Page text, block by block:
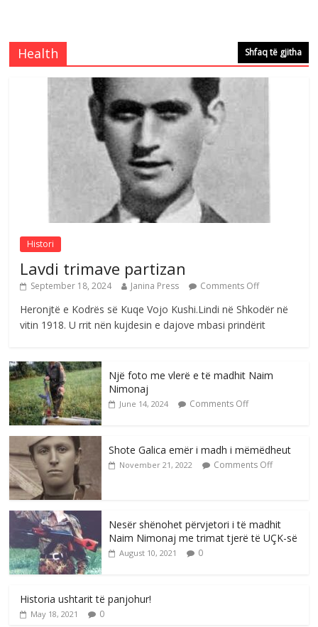
Comments Off
Çlirimtari Mentor Mushkolaj nderohet
me mirenjohje nga Xhevdet Qeriqi Dega
e invalidëve në Fushë Kosovë
August 4, 2026 Comments Off
Sulm , pse të dua ty
August 8, 2026 Comments Off
Health Shfaq të gjitha
Histori
Lavdi trimave partizan
September 18, 2024 Janina Press Comments Off
Heronjtë e Kodrës së Kuqe Vojo Kushi.Lindi në Shkodër në
vitin 1918. U rrit nën kujdesin e dajove mbasi prindërit
Një foto me vlerë e të madhit Naim
Nimonaj
June 14, 2024 Comments Off
Shote Galica emër i madh i mëmëdheut
November 21, 2022 Comments Off
Nesër shënohet përvjetori i të madhit
Naim Nimonaj me trimat tjerë të UÇK-së
August 10, 2021 0
Historia ushtarit të panjohur!
May 18, 2021 0